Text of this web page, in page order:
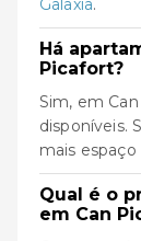
Galaxia.
Há
Picafort?
Sim, em
disponíveis.
mais
Qual é o
em Can